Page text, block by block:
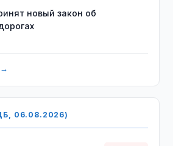
новый закон об
→
06.08.2026)